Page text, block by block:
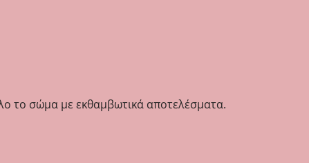
το σώμα με εκθαμβωτικά αποτελέσματα.